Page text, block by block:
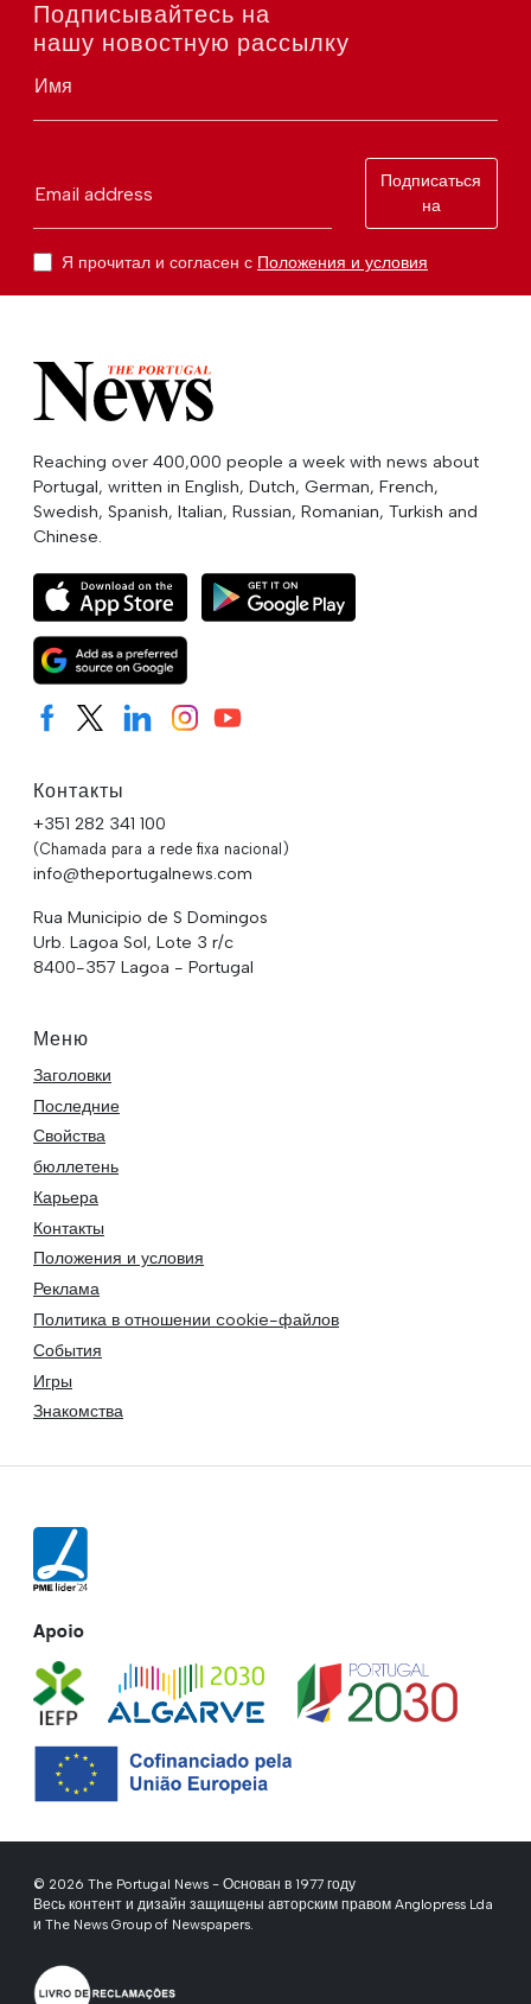
Подписывайтесь на
нашу новостную рассылку
Имя
Email address
Подписаться
на
Я прочитал и согласен с Положения и условия
Reaching over 400,000 people a week with news about
Portugal, written in English, Dutch, German, French,
Swedish, Spanish, Italian, Russian, Romanian, Turkish and
Chinese.
Контакты
+351 282 341 100
(Chamada para a rede fixa nacional)
info@theportugalnews.com
Rua Municipio de S Domingos
Urb. Lagoa Sol, Lote 3 r/c
8400-357 Lagoa - Portugal
Меню
Заголовки
Последние
Свойства
бюллетень
Карьера
Контакты
Положения и условия
Реклама
Политика в отношении cookie-файлов
События
Игры
Знакомства
Apoio
© 2026 The Portugal News - Основан в 1977 году
Весь контент и дизайн защищены авторским правом Anglopress Lda
и The News Group of Newspapers.